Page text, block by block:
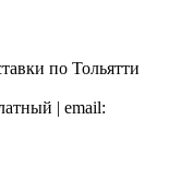
по Тольятти
| email: